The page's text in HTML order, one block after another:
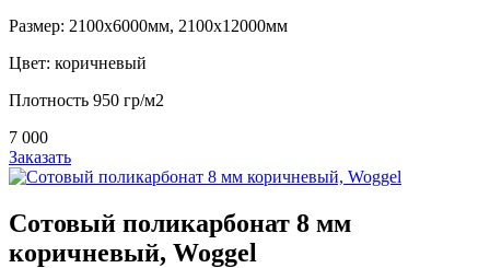
Размер: 2100х6000мм, 2100х12000мм
Цвет: коричневый
Плотность 950 гр/м2
7 000
Заказать
Сотовый поликарбонат 8 мм
коричневый, Woggel